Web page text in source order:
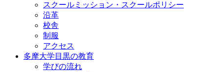
スクールミッション・スクールポリシー
沿革
校舎
制服
アクセス
多摩大学目黒の教育
学びの流れ